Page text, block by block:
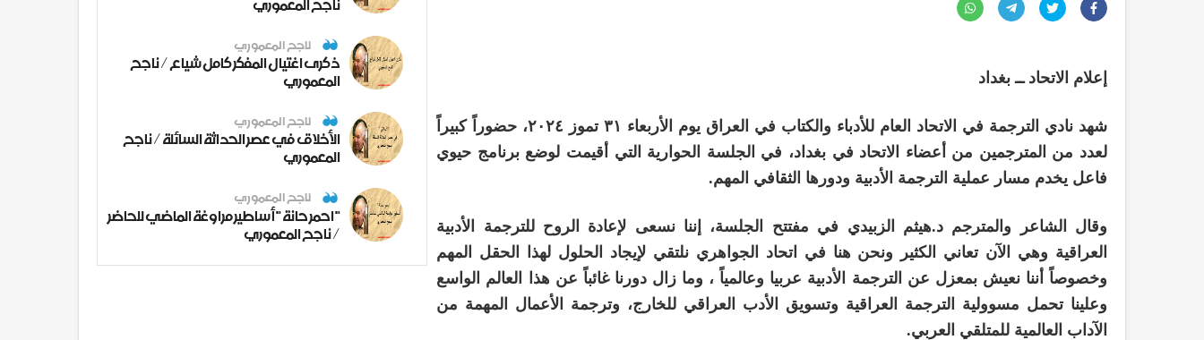
إعلام الاتحاد ــ بغداد
شهد نادي الترجمة في الاتحاد العام للأدباء والكتاب في العراق يوم الأربعاء ٣١ تموز ٢٠٢٤، حضوراً كبيراً
لعدد من المترجمين من أعضاء الاتحاد في بغداد، في الجلسة الحوارية التي أقيمت لوضع برنامج حيوي
فاعل يخدم مسار عملية الترجمة الأدبية ودورها الثقافي المهم.
وقال الشاعر والمترجم د.هيثم الزبيدي في مفتتح الجلسة، إننا نسعى لإعادة الروح للترجمة الأدبية
العراقية وهي الآن تعاني الكثير ونحن هنا في اتحاد الجواهري نلتقي لإيجاد الحلول لهذا الحقل المهم
وخصوصاً أننا نعيش بمعزل عن الترجمة الأدبية عربيا وعالمياً ، وما زال دورنا غائباً عن هذا العالم الواسع
وعلينا تحمل مسوولية الترجمة العراقية وتسويق الأدب العراقي للخارج، وترجمة الأعمال المهمة من
الآداب العالمية للمتلقي العربي.
ناجح المعموري
ناجح المعموري
ذكرى اغتيال المفكر كامل شياع / ناجح
المعموري
ناجح المعموري
الأخلاق في عصر الحداثة السائلة / ناجح
المعموري
ناجح المعموري
" احمر حانة " أساطير مراوغة الماضي للحاضر
/ ناجح المعموري